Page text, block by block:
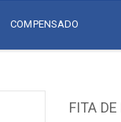
COMPENSADO
MDF
FITA